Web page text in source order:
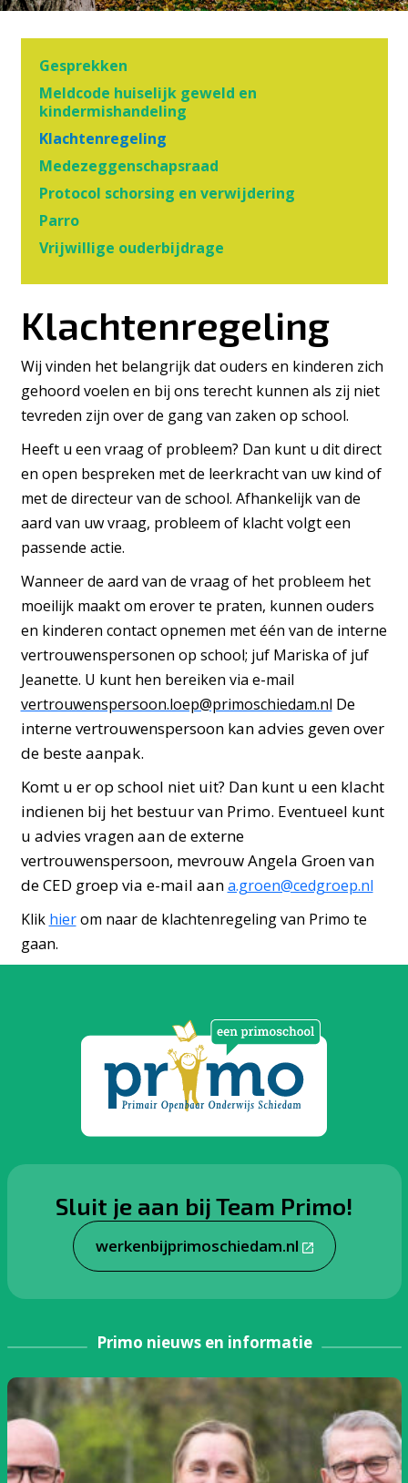
Gesprekken
Meldcode huiselijk geweld en
kindermishandeling
Klachtenregeling
Medezeggenschapsraad
Protocol schorsing en verwijdering
Parro
Vrijwillige ouderbijdrage
Klachtenregeling
Wij vinden het belangrijk dat ouders en kinderen zich
gehoord voelen en bij ons terecht kunnen als zij niet
tevreden zijn over de gang van zaken op school.
Heeft u een vraag of probleem? Dan kunt u dit direct
en open bespreken met de leerkracht van uw kind of
metde directeur van de school. Afhankelijk van de
aard van uw vraag, probleem of klacht volgt een
passende actie.
Wanneer de aard van de vraag of het probleem het
moeilijk maakt om erover te praten, kunnen ouders
en kinderen contact opnemen met één van de interne
vertrouwenspersonen op school; juf Mariska of juf
Jeanette. U kunt hen bereiken via e-mail
vertrouwenspersoon.loep@primoschiedam.nl De
interne vertrouwenspersoon kan advies geven over
de beste aanpak.
Komt u er op school niet uit? Dan kunt u een klacht
indienen bij het bestuur van Primo. Eventueel kunt
u advies vragen aan de externe
vertrouwenspersoon, mevrouw Angela Groen van
de CED groep via e-mail aana.groen@cedgroep.nl
Klik hierom naar de klachtenregeling van Primo te
gaan.
Sluit je aan bij Team Primo!
werkenbijprimoschiedam.nl
Primo nieuws en informatie